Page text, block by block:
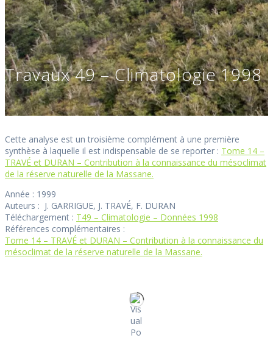
Travaux 49 – Climatologie 1998
Cette analyse est un troisième complément à une première
synthèse à laquelle il est indispensable de se reporter : Tome 14 –
TRAVÉ et DURAN – Contribution à la connaissance du mésoclimat
de la réserve naturelle de la Massane.
Année : 1999
Auteurs : J. GARRIGUE, J. TRAVÉ, F. DURAN
Téléchargement : T49 – Climatologie – Données 1998
Références complémentaires :
Tome 14 – TRAVÉ et DURAN – Contribution à la connaissance du
mésoclimat de la réserve naturelle de la Massane.